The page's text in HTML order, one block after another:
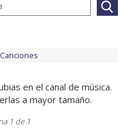
Canciones
en el canal de música.
a mayor tamaño.
1 de 1